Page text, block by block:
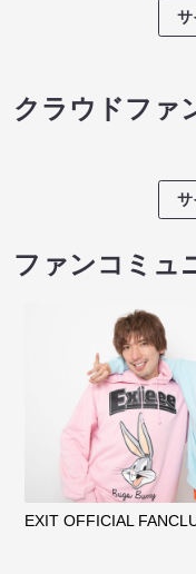
サ
クラウドファ
サ
ファンコミュ
EXIT OFFICIAL